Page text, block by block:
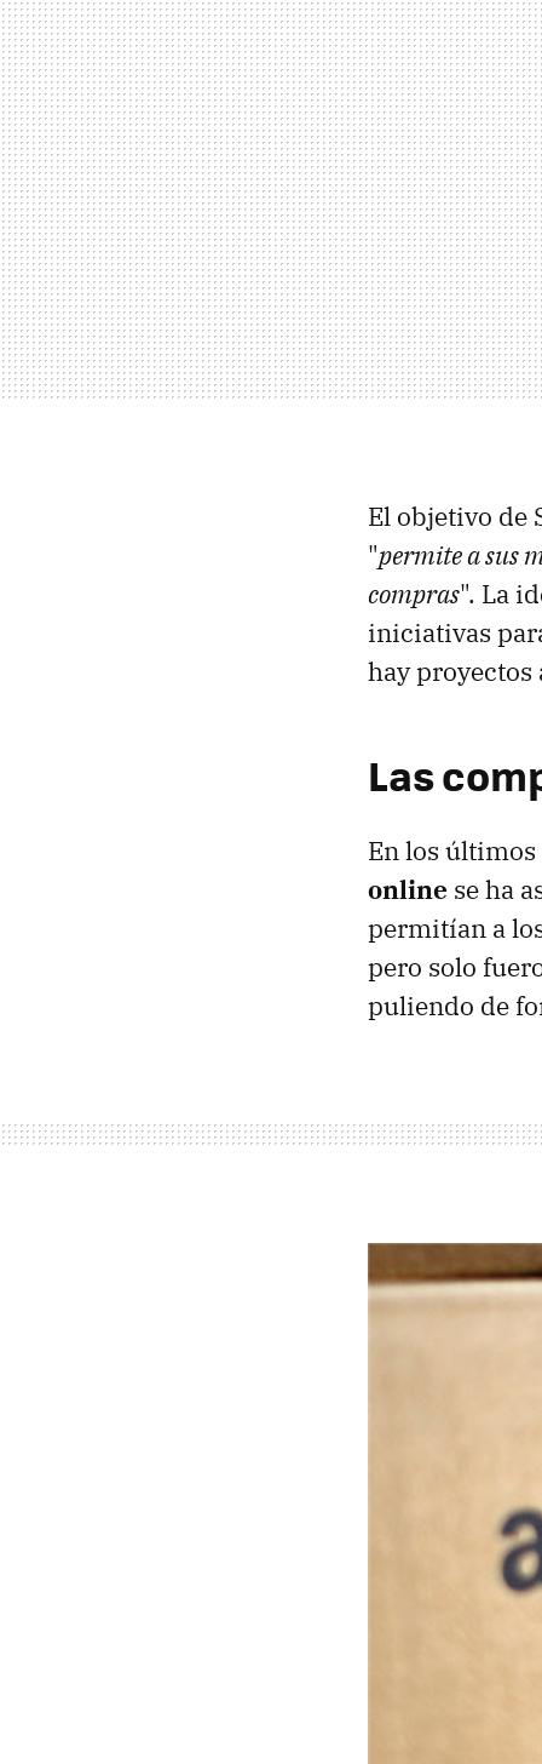
El objetivo de
"permite a sus
compras". La
iniciativas
hay proyectos
Las
En los
online se ha
permitían a
pero solo
puliendo de